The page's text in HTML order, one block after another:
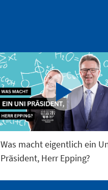
Was macht eigentlich ein
Präsident, Herr Epping?